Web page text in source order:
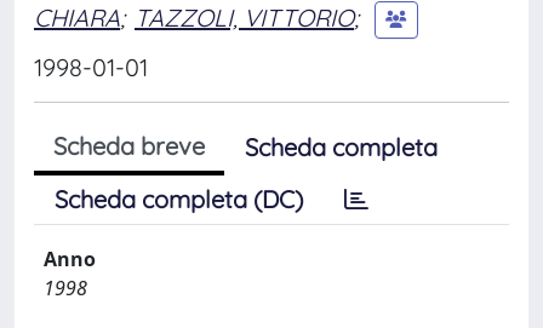
CHIARA; TAZZOLI, VITTORIO;
1998-01-01
Scheda breve
Scheda completa
Scheda completa (DC)
Anno
1998